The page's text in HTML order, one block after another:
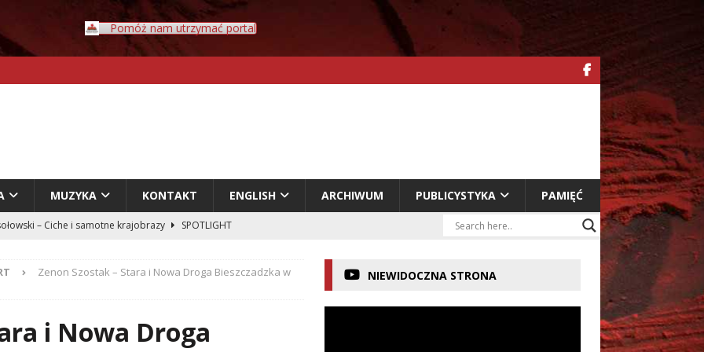
Pomóż nam utrzymać portal
MUZYKA KONTAKT ENGLISH ARCHIWUM PUBLICYSTYKA PAMIĘĆ
– Ciche i samotne krajobrazy
SPOTLIGHT
– Przyklejeni odklejeni.
LITERATURA
Zenon Szostak – Stara i Nowa Droga Bieszczadzka w
i Nowa Droga
NIEWIDOCZNA STRONA